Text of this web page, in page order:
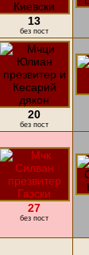
13
без пост
20
без пост
27
без пост